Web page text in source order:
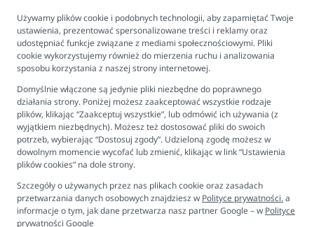
Program lojalnościowy
FAQ - najczęściej zadawane pytania
Newsletter
Ustawienia plików cookies
Biuro obsługi klienta
Pon. - Pt. 9:00 - 16:00
Używamy plików cookie i podobnych technologii, aby zapamiętać Twoje
ustawienia, prezentować spersonalizowane treści i reklamy oraz
udostępniać funkcje związane z mediami społecznościowymi. Pliki
cookie wykorzystujemy również do mierzenia ruchu i analizowania
sposobu korzystania z naszej strony internetowej.
Domyślnie włączone są jedynie pliki niezbędne do poprawnego
działania strony. Poniżej możesz zaakceptować wszystkie rodzaje
plików, klikając “Zaakceptuj wszystkie”, lub odmówić ich używania (z
wyjątkiem niezbędnych). Możesz też dostosować pliki do swoich
potrzeb, wybierając “Dostosuj zgody”. Udzieloną zgodę możesz w
dowolnym momencie wycofać lub zmienić, klikając w link “Ustawienia
plików cookies” na dole strony.
Szczegóły o używanych przez nas plikach cookie oraz zasadach
przetwarzania danych osobowych znajdziesz w Polityce prywatności.a
informacje o tym, jak dane przetwarza nasz partner Google – w Polityce
prywatności Google